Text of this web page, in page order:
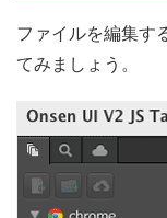
ファイルを編集す
てみましょう。